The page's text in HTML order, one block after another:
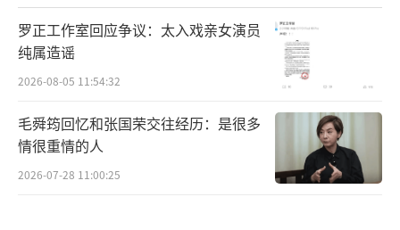
罗正工作室回应争议：太入戏亲女演员
纯属造谣
2026-08-05 11:54:32
毛舜筠回忆和张国荣交往经历：是很多
情很重情的人
2026-07-28 11:00:25